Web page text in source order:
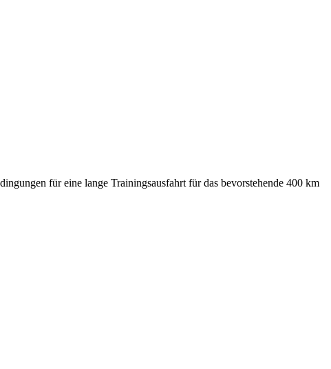
für eine lange Trainingsausfahrt für das bevorstehende 400 km